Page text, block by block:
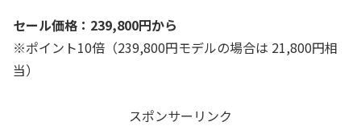
セール価格：239,800円から
※ポイント10倍（239,800円モデルの場合は 21,800円相
当）
スポンサーリンク